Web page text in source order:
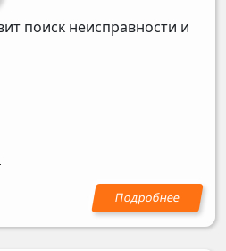
поиск неисправности и